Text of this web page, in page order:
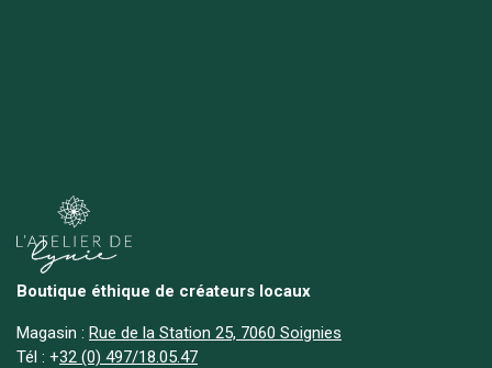
Boutique éthique de créateurs locaux
Magasin : Rue de la Station 25, 7060 Soignies
Tél : +32 (0) 497/18.05.47